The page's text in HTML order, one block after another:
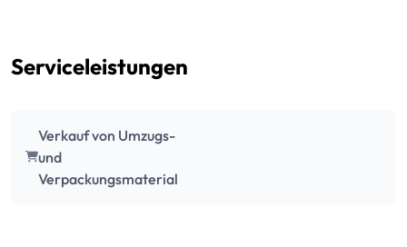
Serviceleistungen
Verkauf von Umzugs-
und
Verpackungsmaterial